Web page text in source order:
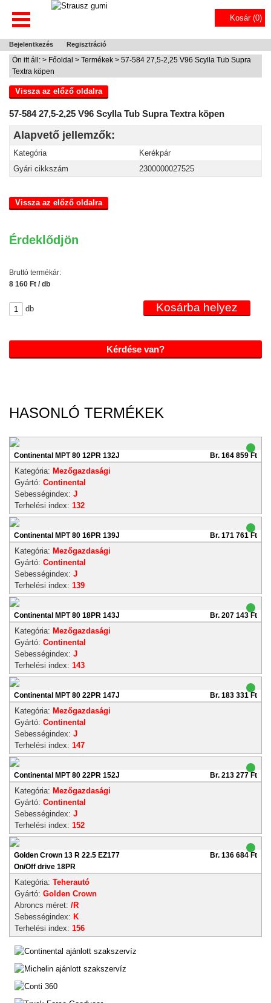
Kosár (0)
Bejelentkezés Regisztráció
Ön itt áll: > Főoldal > Termékek > 57-584 27,5-2,25 V96 Scylla Tub Supra
Textra köpen
Vissza az előző oldalra
57-584 27,5-2,25 V96 Scylla Tub Supra Textra köpen
Alapvető jellemzők:
Kategória
Kerékpár
Gyári cikkszám
2300000027525
Vissza az előző oldalra
Érdeklődjön
Bruttó termékár:
8 160 Ft / db
db
Kérdése van?
HASONLÓ TERMÉKEK
Continental MPT 80 12PR 132J Br. 164 859 Ft
Kategória: Mezőgazdasági
Gyártó: Continental
Sebességindex: J
Terhelési index: 132
Continental MPT 80 16PR 139J Br. 171 761 Ft
Kategória: Mezőgazdasági
Gyártó: Continental
Sebességindex: J
Terhelési index: 139
Continental MPT 80 18PR 143J Br. 207 143 Ft
Kategória: Mezőgazdasági
Gyártó: Continental
Sebességindex: J
Terhelési index: 143
Continental MPT 80 22PR 147J Br. 183 331 Ft
Kategória: Mezőgazdasági
Gyártó: Continental
Sebességindex: J
Terhelési index: 147
Continental MPT 80 22PR 152J Br. 213 277 Ft
Kategória: Mezőgazdasági
Gyártó: Continental
Sebességindex: J
Terhelési index: 152
Golden Crown 13 R 22.5 EZ177
On/Off drive 18PR
Br. 136 684 Ft
Kategória: Teherautó
Gyártó: Golden Crown
Abroncs méret: /R
Sebességindex: K
Terhelési index: 156